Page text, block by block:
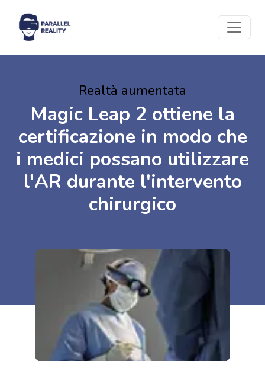
Realtà aumentata
Magic Leap 2 ottiene la
certificazione in modo che
i medici possano utilizzare
l'AR durante l'intervento
chirurgico